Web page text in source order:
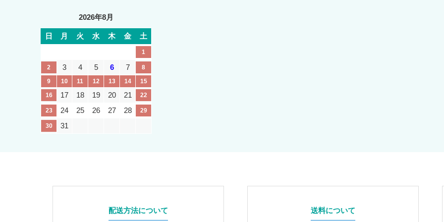
2026年8月
日 月 火 水 木 金 土
1
2 3 4 5 6 7
8
9
10 11 12 13 14
15
16
17 18 19 20 21 22
23 24 25 26 27 28 29
30 31
配送方法について 送料について